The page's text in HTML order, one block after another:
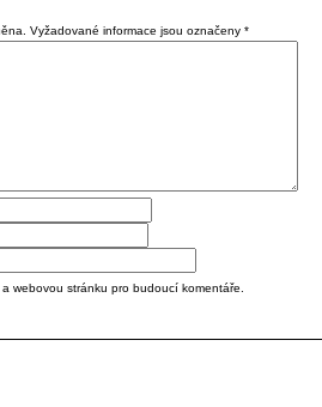
Vyžadované informace jsou označeny *
webovou stránku pro budoucí komentáře.